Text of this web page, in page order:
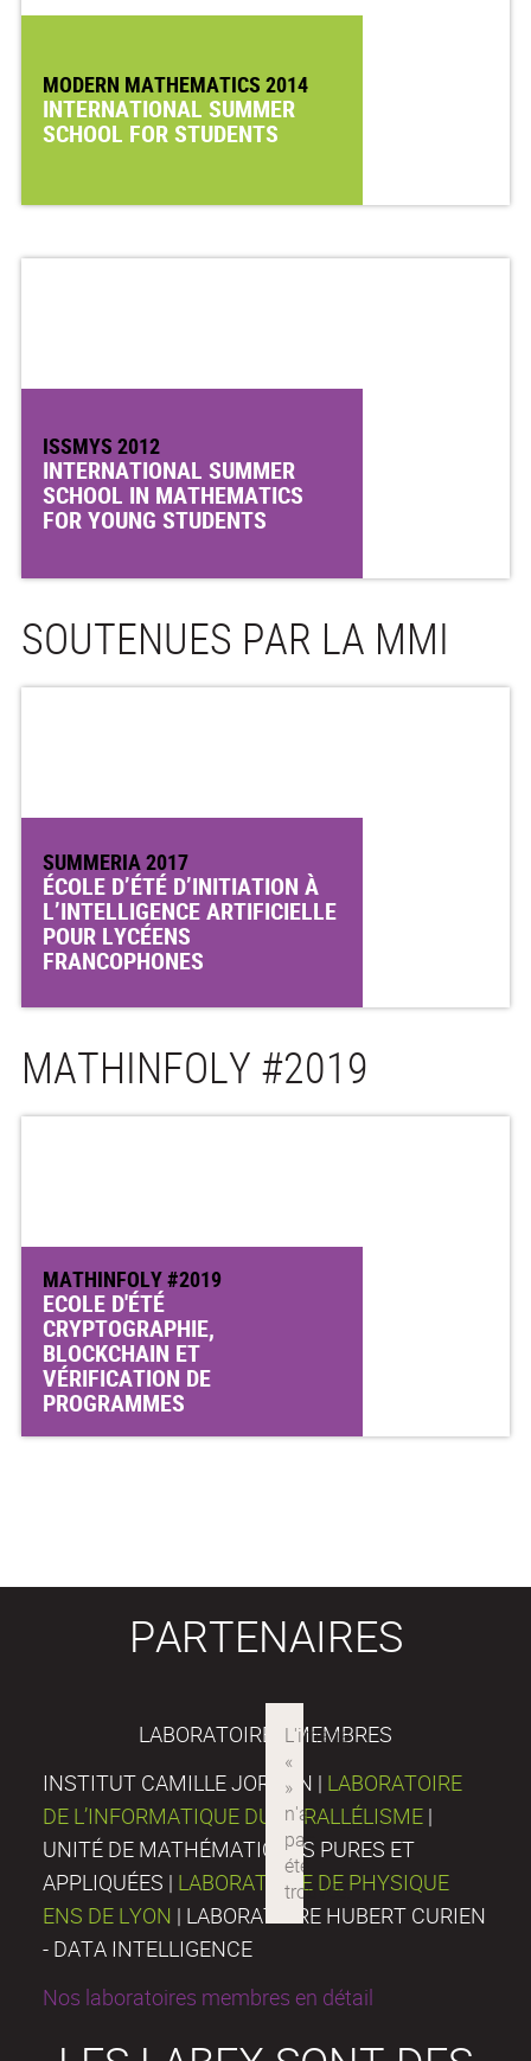
MODERN MATHEMATICS 2014
INTERNATIONAL SUMMER
SCHOOL FOR STUDENTS
ISSMYS 2012
INTERNATIONAL SUMMER
SCHOOL IN MATHEMATICS
FOR YOUNG STUDENTS
SOUTENUES PAR LA MMI
SUMMERIA 2017
ÉCOLE D’ÉTÉ D’INITIATION À
L’INTELLIGENCE ARTIFICIELLE
POUR LYCÉENS
FRANCOPHONES
MATHINFOLY #2019
MATHINFOLY #2019
ECOLE D'ÉTÉ
CRYPTOGRAPHIE,
BLOCKCHAIN ET
VÉRIFICATION DE
PROGRAMMES
PARTENAIRES
LABORATOIRES MEMBRES
INSTITUT CAMILLE JORDAN | LABORATOIRE
DE L’INFORMATIQUE DU PARALLÉLISME |
UNITÉ DE MATHÉMATIQUES PURES ET
APPLIQUÉES | LABORATOIRE DE PHYSIQUE
ENS DE LYON | LABORATOIRE HUBERT CURIEN
- DATA INTELLIGENCE
Nos laboratoires membres en détail